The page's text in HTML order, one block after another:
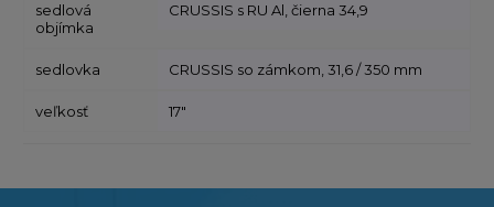
sedlová
objímka
CRUSSIS s RU Al, čierna 34,9
sedlovka CRUSSIS so zámkom, 31,6 / 350 mm
veľkosť 17"